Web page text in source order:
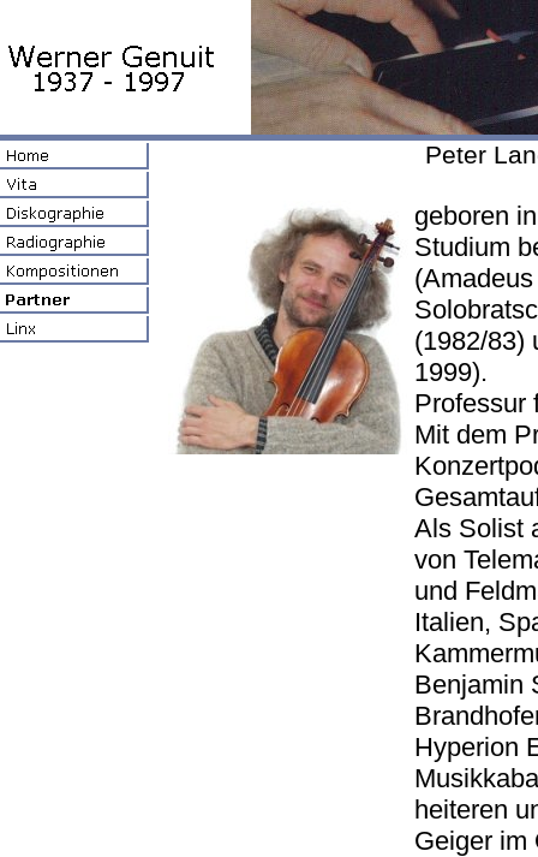
Peter
geboren
Studium
(1982/83)
1999).
Professur
Mit dem
Als Solist
von
und
Italien,
Benjamin
Hyperion
heiteren
Geiger im